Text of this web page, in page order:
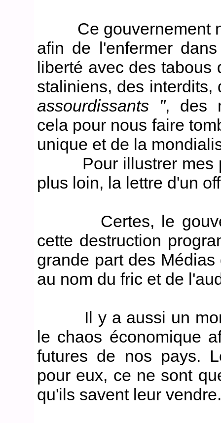
Ce gouvernement
afin de l'enfermer
liberté avec des tabous
staliniens, des interdits,
assourdissants ", des
cela pour nous faire
unique et de la
Pour illustrer mes
plus loin, la lettre d'un
Certes, le
cette destruction
grande part des
au nom du fric et de
Il y a aussi un
le chaos économique
futures de nos pays.
pour eux, ce ne sont
qu'ils savent leur vendre.